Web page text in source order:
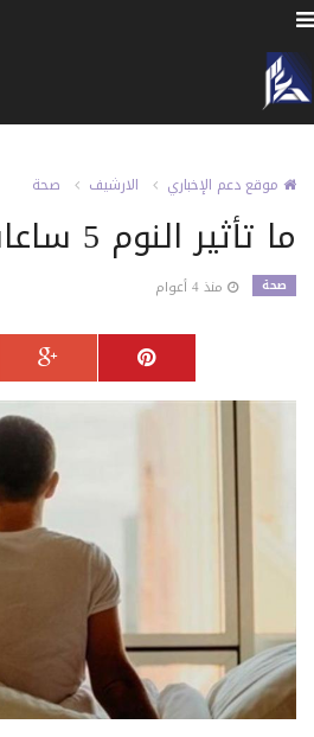
موقع دعم الإخباري الارشيف صحة
ما تأثير النوم 5 ساعات يومياً؟
صحة منذ 4 أعوام